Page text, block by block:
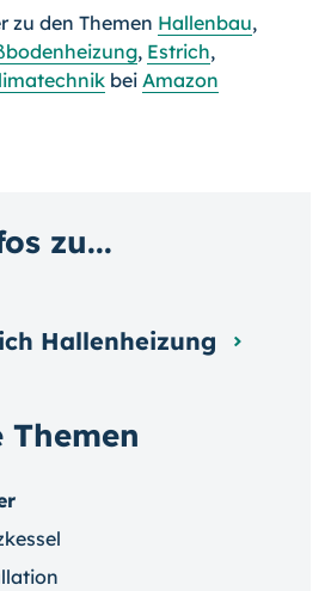
zu den Themen Hallenbau,
, Estrich,
bei Amazon
zu...
Hallenheizung